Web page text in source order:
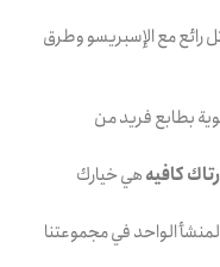
رائع مع الإسبريسو وطرق
بطابع فريد من
كافيههي خيارك
الواحد في مجموعتنا